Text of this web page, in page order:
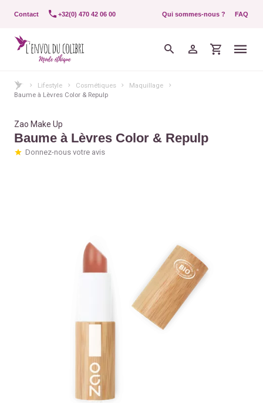
Contact +32(0) 470 42 06 00 Qui sommes-nous ? FAQ
Lifestyle Cosmétiques
Maquillage
Baume à Lèvres Color & Repulp
Zao Make Up
Baume à Lèvres Color & Repulp
Donnez-nous votre avis